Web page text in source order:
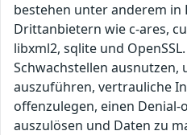
bestehen unter anderem in
Drittanbietern wie c-ares,
libxml2, sqlite und
Schwachstellen ausnutzen,
auszuführen, vertrauliche
offenzulegen, einen Denial-
auszulösen und Daten zu